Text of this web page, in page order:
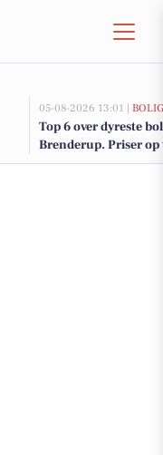
05-08-2026 13:01 |
Top 6 over dyreste
Brenderup. Priser